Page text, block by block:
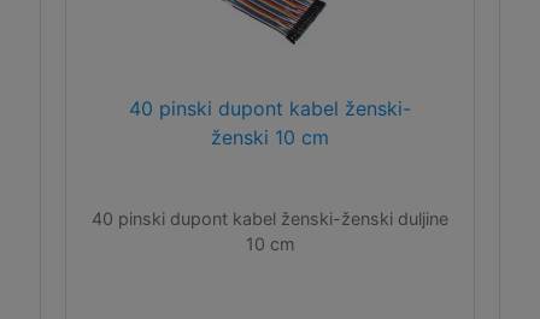
40 pinski dupont kabel ženski-
ženski 10 cm
40 pinski dupont kabel ženski-ženski duljine
10 cm